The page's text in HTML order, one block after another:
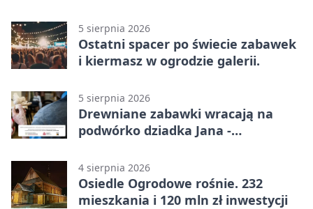
5 sierpnia 2026
Ostatni spacer po świecie zabawek
i kiermasz w ogrodzie galerii.
5 sierpnia 2026
Drewniane zabawki wracają na
podwórko dziadka Jana -
4 sierpnia 2026
Osiedle Ogrodowe rośnie. 232
mieszkania i 120 mln zł inwestycji